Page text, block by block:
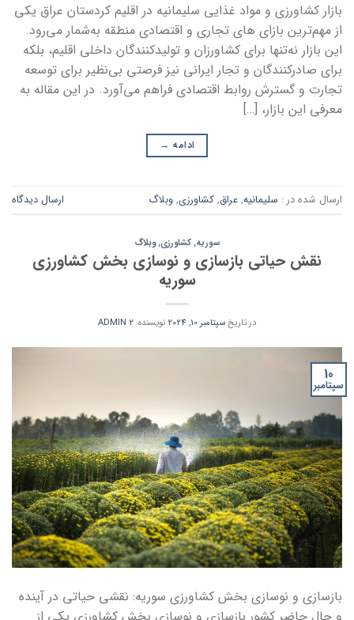
بازار کشاورزی و مواد غذایی سلیمانیه در اقلیم کردستان عراق یکی
از مهم‌ترین بازای های تجاری و اقتصادی منطقه به‌شمار می‌رود.
این بازار نه‌تنها برای کشاورزان و تولیدکنندگان داخلی اقلیم، بلکه
برای صادرکنندگان و تجار ایرانی نیز فرصتی بی‌نظیر برای توسعه
تجارت و گسترش روابط اقتصادی فراهم می‌آورد. در این مقاله به
معرفی این بازار، […]
ادامه →
ارسال شده در : سلیمانیه, عراق, کشاورزی, وبلاگ ارسال دیدگاه
سوریه,کشاورزی,وبلاگ
نقش حیاتی بازسازی و نوسازی بخش کشاورزی
سوریه
در تاریخسپتامبر 10, 2024 نویسنده: ADMIN 2
10
سپتامبر
بازسازی و نوسازی بخش کشاورزی سوریه: نقشی حیاتی در آینده